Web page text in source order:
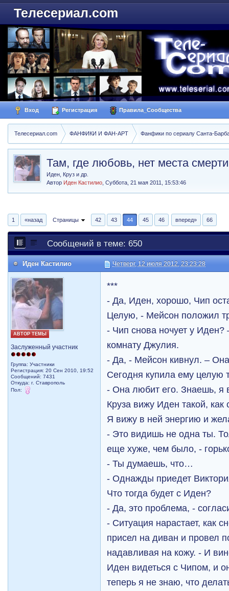
Телесериал.com
Вход Регистрация Правила_Сообщества
Телесериал.com ФАНФИКИ И ФАН-АРТ Фанфики по сериалу Санта-
Там, где любовь, нет места смерти
Иден, Круз и др.
Автор Иден Кастилио ,Суббота, 21 мая 2011, 15:53:46
1 «назад Страницы 42 43 44 45 46 вперед» 66
Сообщений в теме: 650
Иден Кастилио Четверг, 12 июля 2012, 23:23:28
АВТОР ТЕМЫ
Заслуженный участник
Группа: Участники
Регистрация: 20 Сен 2010, 19:52
Сообщений: 7431
Откуда: г. Ставрополь
Пол:
***
- Да, Иден, хорошо, Чип
Целую, - Мейсон положил
- Чип снова ночует у
комнату Джулия.
- Да, - Мейсон кивнул. –
Сегодня купила ему целую
- Она любит его. Знаешь, я
Круза вижу Иден такой,
Я вижу в ней энергию и
- Это видишь не одна ты.
еще хуже, чем было, -
- Ты думаешь, что…
- Однажды приедет
Что тогда будет с Иден?
- Да, это проблема, -
- Ситуация нарастает, как
присел на диван и провел
надавливая на кожу. - И
Иден видеться с Чипом, и
теперь я не знаю, что